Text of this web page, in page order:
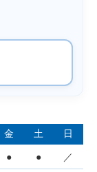
金 土 日
● ● ／